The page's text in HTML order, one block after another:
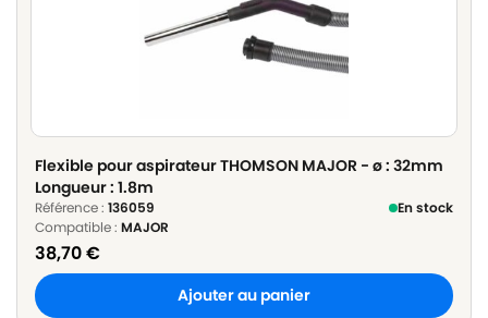
Flexible pour aspirateur THOMSON MAJOR - ø : 32mm
Longueur : 1.8m
Référence : 136059
En stock
Compatible : MAJOR
38,70€
Ajouter au panier